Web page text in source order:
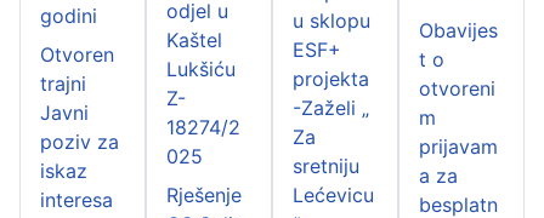
godini
Otvoren
trajni
Javni
poziv za
iskaz
interesa
odjel u
Kaštel
Lukšiću
Z-
18274/2
025
Rješenje
u sklopu
ESF+
projekta
-Zaželi „
Za
sretniju
Lećevicu
Obavijes
t o
otvoreni
m
prijavam
a za
besplatn